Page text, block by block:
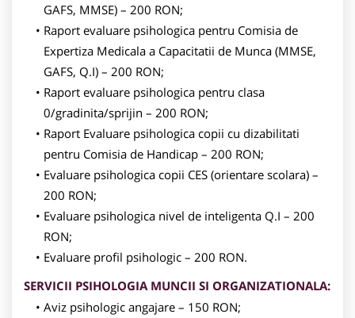
GAFS, MMSE) – 200 RON;
Raport evaluare psihologica pentru Comisia de
Expertiza Medicala a Capacitatii de Munca (MMSE,
GAFS, Q.I) – 200 RON;
Raport evaluare psihologica pentru clasa
0/gradinita/sprijin – 200 RON;
Raport Evaluare psihologica copii cu dizabilitati
pentru Comisia de Handicap – 200 RON;
Evaluare psihologica copii CES (orientare scolara) –
200 RON;
Evaluare psihologica nivel de inteligenta Q.I – 200
RON;
Evaluare profil psihologic – 200 RON.
SERVICII PSIHOLOGIA MUNCII SI ORGANIZATIONALA:
Aviz psihologic angajare – 150 RON;